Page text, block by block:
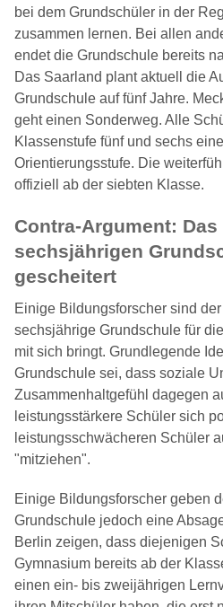
bei dem Grundschüler in der
zusammen lernen. Bei allen
endet die Grundschule bereits
Das Saarland plant aktuell die
Grundschule auf fünf Jahre.
geht einen Sonderweg. Alle
Klassenstufe fünf und sechs
Orientierungsstufe. Die
offiziell ab der siebten Klasse.
Contra-Argument:
sechsjährigen
gescheitert
Einige Bildungsforscher sind
sechsjährige Grundschule für
mit sich bringt. Grundlegende
Grundschule sei, dass soziale
Zusammenhaltgefühl dagegen
leistungsstärkere Schüler sich
leistungsschwächeren Schüler
"mitziehen".
Einige Bildungsforscher geben
Grundschule jedoch eine
Berlin zeigen, dass diejenigen
Gymnasium bereits ab der
einen ein- bis zweijährigen